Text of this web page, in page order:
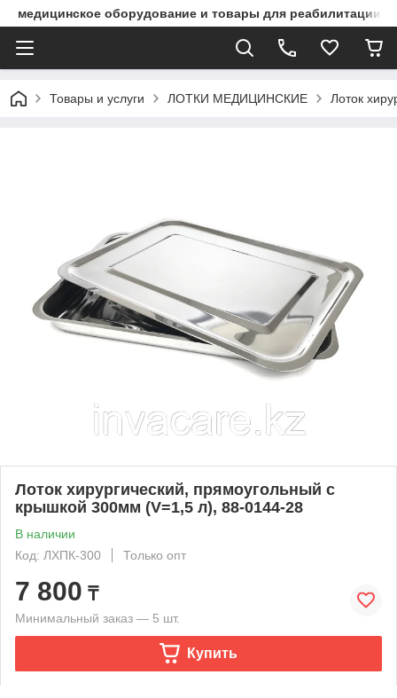
медицинское оборудование и товары для реабилитации
Товары и услуги ЛОТКИ МЕДИЦИНСКИЕ Лоток
Лоток хирургический, прямоугольный с
крышкой 300мм (V=1,5 л), 88-0144-28
В наличии
Код: ЛХПК-300
Только опт
7 800 ₸
Минимальный заказ — 5 шт.
Купить